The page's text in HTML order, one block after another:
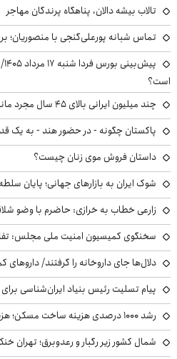
تالاب بیشه دالان، پناهگاه پرندگان مهاجر
تماس شبانه پورعلی‌گنجی با منصوریان؛
است؟
چند میلیون ایرانی بالای ۴۵ سال مجرد ماندند؛ پشت‌پرده چیست؟
پاکستان چگونه - در حضور هند - به یک
داستان فروش موی زنان چیست؟
شوک ایران به بازارهای جهانی؛ پایان سلطه ۵۰ ساله دلارهای نفتی
زارعی خطاب به خرازی: حاضرم با وضو
سخنگوی کمیسیون امنیت ملی مجلس:
دلال‌ها جای داروخانه را گرفتند/ داروهای
پیام تسلیت رئیس بنیاد ایران‌شناسی
رشد ۱۰۰۰ درصدی هزینه ساخت مسکن؛ هزینه ساخت هر متر خانه چقدر است؟
شمال کشور زیر رگبار و رعدوبرق؛ تهران